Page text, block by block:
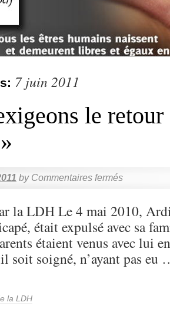
7 juin 2011
le
by Commentaires fermés
la LDH Le 4 mai 2010,
était expulsé avec sa
étaient venus avec lui
soit soigné, n’ayant pas
la LDH